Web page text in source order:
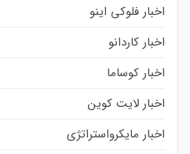
اخبار فلوکی اینو
اخبار کاردانو
اخبار کوساما
اخبار لایت کوین
اخبار مایکرواستراتژی